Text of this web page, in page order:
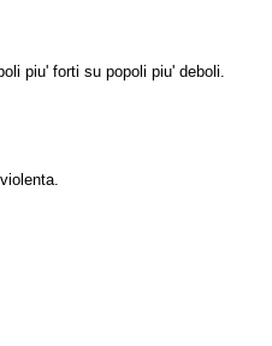
piu' forti su popoli piu' deboli.